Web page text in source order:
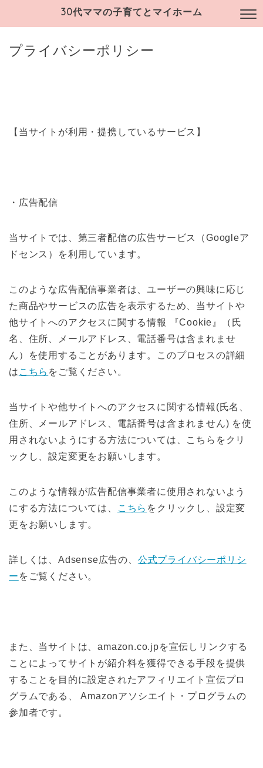
30代ママの子育てとマイホーム
プライバシーポリシー
【当サイトが利用・提携しているサービス】
・広告配信
当サイトでは、第三者配信の広告サービス（Googleア
ドセンス）を利用しています。
このような広告配信事業者は、ユーザーの興味に応じ
た商品やサービスの広告を表示するため、当サイトや
他サイトへのアクセスに関する情報 『Cookie』（氏
名、住所、メールアドレス、電話番号は含まれませ
ん）を使用することがあります。このプロセスの詳細
は こちら をご覧ください。
当サイトや他サイトへのアクセスに関する情報(氏名、
住所、メールアドレス、電話番号は含まれません) を使
用されないようにする方法については、こちらをクリ
ックし、設定変更をお願いします。
このような情報が広告配信事業者に使用されないよう
にする方法については、
こちら をクリックし、設定変
更をお願いします。
詳しくは、Adsense広告の、 公式プライバシーポリシ
ー をご覧ください。
また、当サイトは、amazon.co.jpを宣伝しリンクする
ことによってサイトが紹介料を獲得できる手段を提供
することを目的に設定されたアフィリエイト宣伝プロ
グラムである、 Amazonアソシエイト・プログラムの
参加者です。